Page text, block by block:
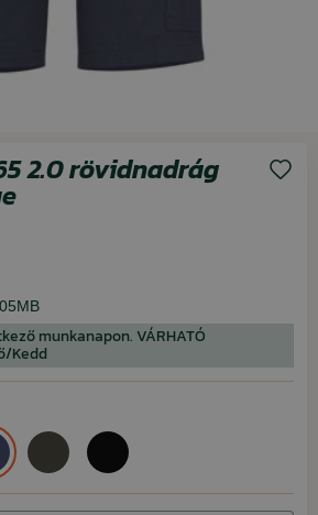
2.0 rövidnadrág
munkanapon. VÁRHATÓ
Kedd